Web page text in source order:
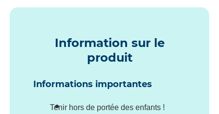
Information sur le
produit
Informations importantes
Tenir hors de portée des enfants !